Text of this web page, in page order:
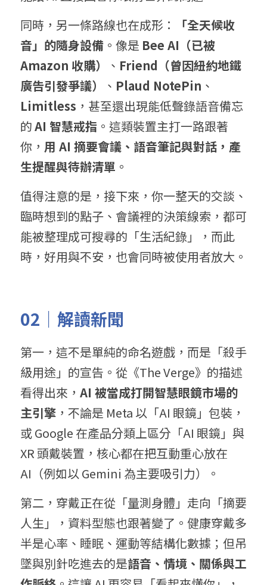
同時，另一條路線也在成形：
「全天候收
音」的隨身設備 。像是 Bee AI（已被
Amazon 收購）
、 Friend（曾因紐約地鐵
廣告引發爭議）
、 Plaud NotePin 、
Limitless ，甚至還出現能低聲錄語音備忘
的 AI 智慧戒指 。這類裝置主打一路跟著
你， 用 AI 摘要會議、語音筆記與對話，產
生提醒與待辦清單 。
值得注意的是，接下來，你一整天的交談、
臨時想到的點子、會議裡的決策線索，都可
能被整理成可搜尋的「生活紀錄」，而此
時，好用與不安，也會同時被使用者放大。
02｜解讀新聞
第一，這不是單純的命名遊戲，而是「殺手
級用途」的宣告。從《The Verge》的描述
看得出來， AI 被當成打開智慧眼鏡市場的
主引擎 ，不論是 Meta 以「AI 眼鏡」包裝，
或 Google 在產品分類上區分「AI 眼鏡」與
XR 頭戴裝置，核心都在把互動重心放在
AI（例如以 Gemini 為主要吸引力）。
第二，穿戴正在從「量測身體」走向「摘要
人生」，資料型態也跟著變了。健康穿戴多
半是心率、睡眠、運動等結構化數據；但吊
墜與別針吃進去的是語音、情境、關係與工